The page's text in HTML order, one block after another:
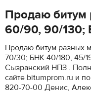
Продаю
60/90, 90/130;
Продаю битум разных
70/30; БНК 40/180, 45/
Сызранский НПЗ .
сайте bitumprom.ru и
820-70-00 Денис,